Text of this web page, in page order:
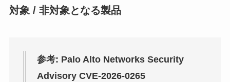
対象 / 非対象となる製品
参考: Palo Alto Networks Security
Advisory CVE-2026-0265